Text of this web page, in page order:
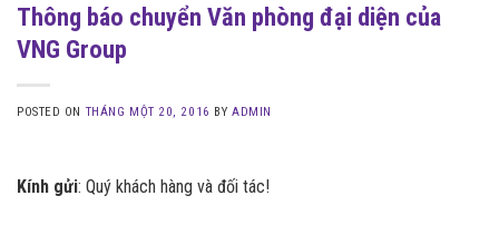
Thông báo chuyển Văn phòng đại diện của
VNG Group
POSTED ON THÁNG MỘT 20, 2016 BY ADMIN
Kính gửi: Quý khách hàng và đối tác!